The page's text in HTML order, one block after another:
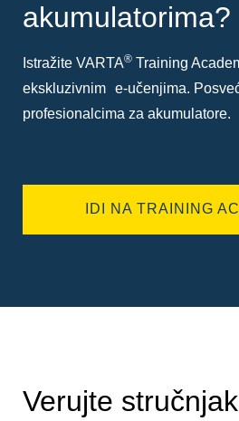
akumulatorima?
Istražite VARTA® Training
ekskluzivnim e-učenjima.
profesionalcima za akumulatore.
IDI NA TRAINING
Verujte